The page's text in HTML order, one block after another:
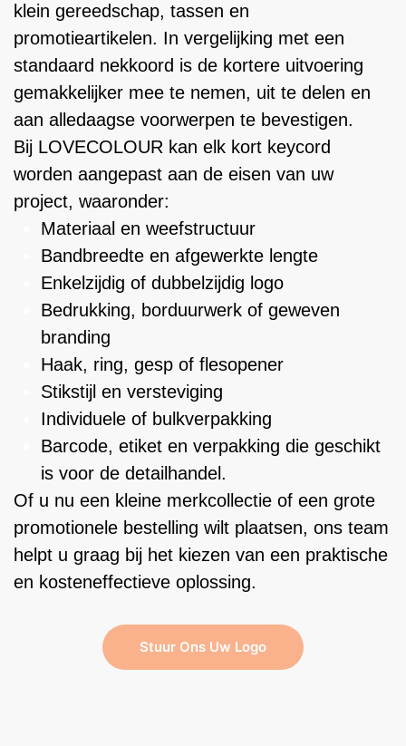
klein gereedschap, tassen en
promotieartikelen. In vergelijking met een
standaard nekkoord is de kortere uitvoering
gemakkelijker mee te nemen, uit te delen en
aan alledaagse voorwerpen te bevestigen.
Bij LOVECOLOUR kan elk kort keycord
worden aangepast aan de eisen van uw
project, waaronder:
Materiaal en weefstructuur
Bandbreedte en afgewerkte lengte
Enkelzijdig of dubbelzijdig logo
Bedrukking, borduurwerk of geweven
branding
Haak, ring, gesp of flesopener
Stikstijl en versteviging
Individuele of bulkverpakking
Barcode, etiket en verpakking die geschikt
is voor de detailhandel.
Of u nu een kleine merkcollectie of een grote
promotionele bestelling wilt plaatsen, ons team
helpt u graag bij het kiezen van een praktische
en kosteneffectieve oplossing.
Stuur Ons Uw Logo